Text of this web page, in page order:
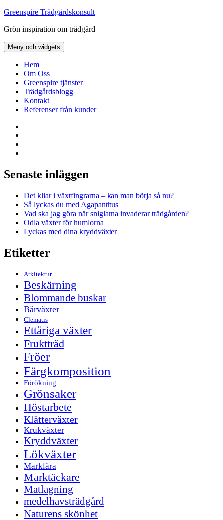
Hoppa
innehåll
Greenspire Trädgårdskonsult
Grön inspiration om trädgård
Meny och widgets
Hem
Om Oss
Greenspire tjänster
Trädgårdsblogg
Kontakt
Referenser från kunder
Senaste inläggen
Det kliar i växtfingrarna – kan man börja så nu?
Så lyckas du med Agapanthus
Vad ska jag göra när sniglarna invaderar trädgården?
Odla växter för humlorna
Lyckas med dina kryddväxter
Etiketter
Arkitektur
Beskärning
Blommande buskar
Bärväxter
Clematis
Ettåriga växter
Fruktträd
Fröer
Färgkomposition
Förökning
Grönsaker
Höstarbete
Klätterväxter
Krukväxter
Kryddväxter
Lökväxter
Marklära
Marktäckare
Matlagning
medelhavsträdgård
Naturens skönhet